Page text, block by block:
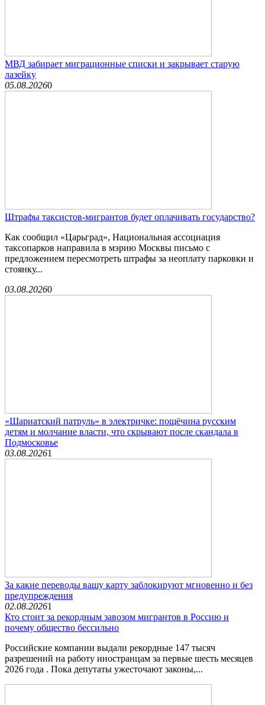
МВД забирает миграционные списки и закрывает старую
лазейку
05.08.20260
Штрафы таксистов-мигрантов будет оплачивать государство?
Как сообщил «Царьград», Национальная ассоциация
таксопарков направила в мэрию Москвы письмо с
предложением пересмотреть штрафы за неоплату парковки и
стоянку...
03.08.20260
«Шариатский патруль» в электричке: пощёчина русским
детям и молчание власти, что скрывают после скандала в
Подмосковье
03.08.20261
За какие переводы вашу карту заблокируют мгновенно и без
предупреждения
02.08.20261
Кто стоит за рекордным завозом мигрантов в Россию и
почему общество бессильно
Российские компании выдали рекордные 147 тысяч
разрешений на работу иностранцам за первые шесть месяцев
2026 года . Пока депутаты ужесточают законы,...